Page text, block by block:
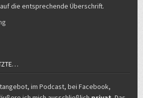
die entsprechende Überschrift.
im Podcast, bei Facebook,